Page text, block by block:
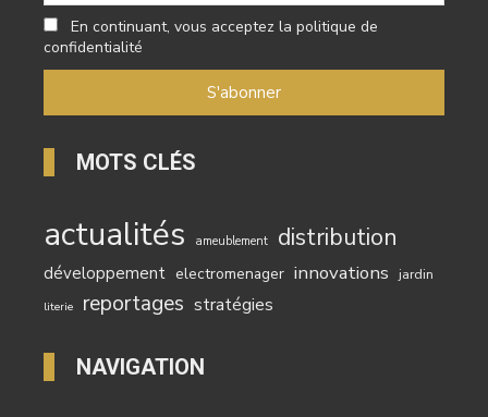
En continuant, vous acceptez la politique de
confidentialité
MOTS CLÉS
actualités ameublement distribution
développement electromenager innovations jardin
literie reportages stratégies
NAVIGATION